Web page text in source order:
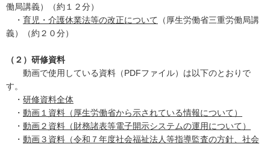
働局講義）（約１２分）
・ 育児・介護休業法等の改正について （厚生労働省三重労働局講
義）（約２０分）
（２）研修資料
動画で使用している資料（PDFファイル）は以下のとおりで
す。
・ 研修資料全体
・ 動画１資料（厚生労働省から示されている情報について）
・ 動画２資料（財務諸表等電子開示システムの運用について）
・ 動画３資料（令和７年度社会福祉法人等指導監査の方針、社会